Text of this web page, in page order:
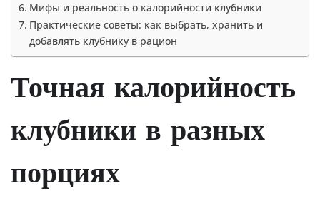
Мифы и реальность о калорийности клубники
Практические советы: как выбрать, хранить и
добавлять клубнику в рацион
Точная калорийность
клубники в разных
порциях